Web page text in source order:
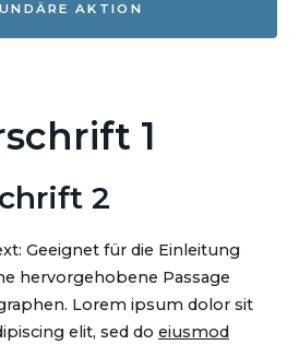
AKTION
1
2
Geeignet für die Einleitung
hervorgehobene Passage
Lorem ipsum dolor sit
elit, sed do eiusmod